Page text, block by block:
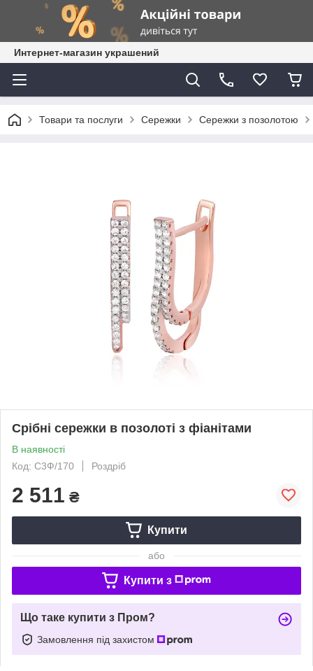
Интернет-магазин украшений
Товари та послуги Сережки Сережки з позолотою
Срібні сережки в позолоті з фіанітами
В наявності
Код: С3Ф/170
Роздріб
2 511 ₴
Купити
або
Купити з
Що таке купити з Пром?
Замовлення під захистом